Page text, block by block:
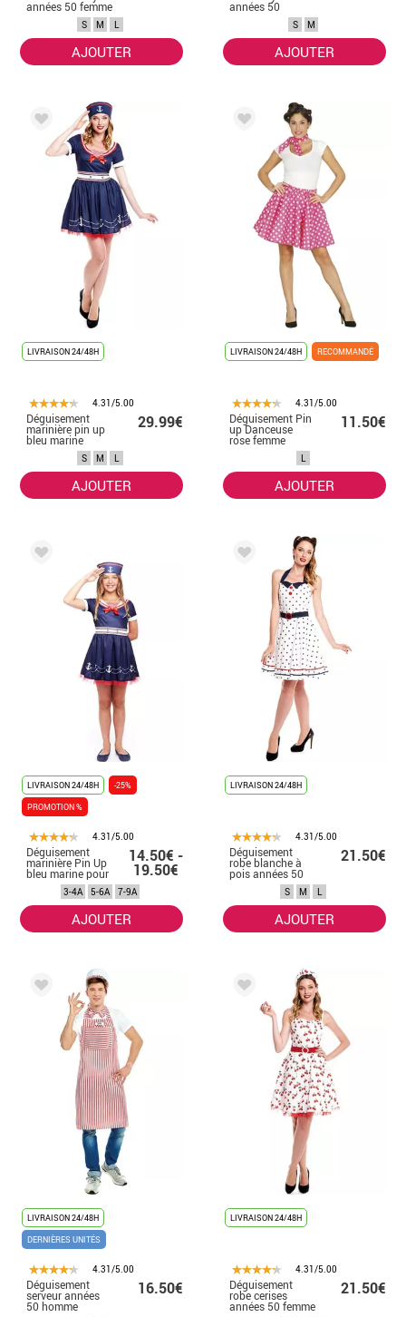
années 50 femme
S M L
AJOUTER
années 50
S M
AJOUTER
LIVRAISON 24/48H
4.31/5.00
Déguisement
marinière pin up
bleu marine
29.99€
S M L
AJOUTER
LIVRAISON 24/48H RECOMMANDÉ
4.31/5.00
Déguisement Pin
up Danceuse
rose femme
11.50€
L
AJOUTER
LIVRAISON 24/48H
-25%
PROMOTION %
4.31/5.00
Déguisement
marinière Pin Up
bleu marine pour
14.50€ -
19.50€
3-4A 5-6A 7-9A
AJOUTER
LIVRAISON 24/48H
4.31/5.00
Déguisement
robe blanche à
pois années 50
femme
21.50€
S M L
AJOUTER
LIVRAISON 24/48H
DERNIÈRES UNITÉS
4.31/5.00
Déguisement
serveur années
50 homme
16.50€
LIVRAISON 24/48H
4.31/5.00
Déguisement
robe cerises
années 50 femme
21.50€